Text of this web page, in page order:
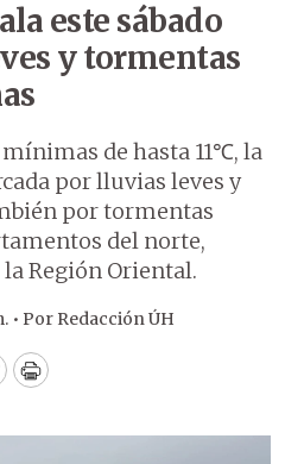
este sábado
y tormentas
de hasta 11℃, la
por lluvias leves y
por tormentas
del norte,
Región Oriental.
• Por Redacción ÚH
Print